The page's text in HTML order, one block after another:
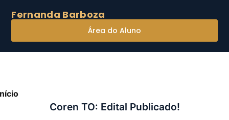
Fernanda Barboza
Área do Aluno
Coren TO: Edital Publicado!